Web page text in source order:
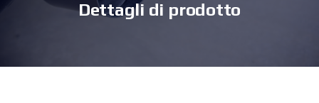
Dettagli di prodotto